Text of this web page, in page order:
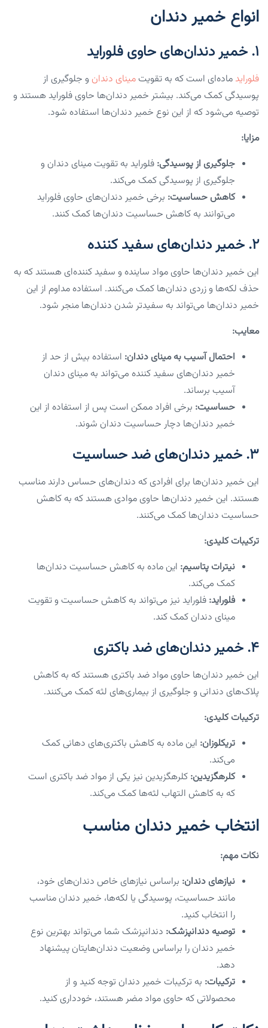
انواع خمیر دندان
۱. خمیر دندان‌های حاوی فلوراید
فلوراید ماده‌ای است که به تقویت مینای دندان و جلوگیری از
پوسیدگی کمک می‌کند. بیشتر خمیر دندان‌ها حاوی فلوراید هستند و
توصیه می‌شود که از این نوع خمیر دندان‌ها استفاده شود.
مزایا:
جلوگیری از پوسیدگی: فلوراید به تقویت مینای دندان و
جلوگیری از پوسیدگی کمک می‌کند.
کاهش حساسیت: برخی خمیر دندان‌های حاوی فلوراید
می‌توانند به کاهش حساسیت دندان‌ها کمک کنند.
۲. خمیر دندان‌های سفید کننده
این خمیر دندان‌ها حاوی مواد ساینده و سفید کننده‌ای هستند که به
حذف لکه‌ها و زردی دندان‌ها کمک می‌کنند. استفاده مداوم از این
خمیر دندان‌ها می‌تواند به سفیدتر شدن دندان‌ها منجر شود.
معایب:
احتمال آسیب به مینای دندان: استفاده بیش از حد از
خمیر دندان‌های سفید کننده می‌تواند به مینای دندان
آسیب برساند.
حساسیت: برخی افراد ممکن است پس از استفاده از این
خمیر دندان‌ها دچار حساسیت دندان شوند.
۳. خمیر دندان‌های ضد حساسیت
این خمیر دندان‌ها برای افرادی که دندان‌های حساس دارند مناسب
هستند. این خمیر دندان‌ها حاوی موادی هستند که به کاهش
حساسیت دندان‌ها کمک می‌کنند.
ترکیبات کلیدی:
نیترات پتاسیم: این ماده به کاهش حساسیت دندان‌ها
کمک می‌کند.
فلوراید: فلوراید نیز می‌تواند به کاهش حساسیت و تقویت
مینای دندان کمک کند.
۴. خمیر دندان‌های ضد باکتری
این خمیر دندان‌ها حاوی مواد ضد باکتری هستند که به کاهش
پلاک‌های دندانی و جلوگیری از بیماری‌های لثه کمک می‌کنند.
ترکیبات کلیدی:
تریکلوزان: این ماده به کاهش باکتری‌های دهانی کمک
می‌کند.
کلرهگزیدین: کلرهگزیدین نیز یکی از مواد ضد باکتری است
که به کاهش التهاب لثه‌ها کمک می‌کند.
انتخاب خمیر دندان مناسب
نکات مهم:
نیازهای دندان: براساس نیازهای خاص دندان‌های خود،
مانند حساسیت، پوسیدگی یا لکه‌ها، خمیر دندان مناسب
را انتخاب کنید.
توصیه دندانپزشک: دندانپزشک شما می‌تواند بهترین نوع
خمیر دندان را براساس وضعیت دندان‌هایتان پیشنهاد
دهد.
ترکیبات: به ترکیبات خمیر دندان توجه کنید و از
محصولاتی که حاوی مواد مضر هستند، خودداری کنید.